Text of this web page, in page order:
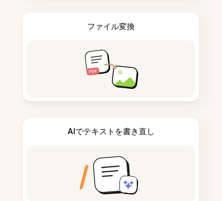
ファイル変換
AIでテキストを書き直し